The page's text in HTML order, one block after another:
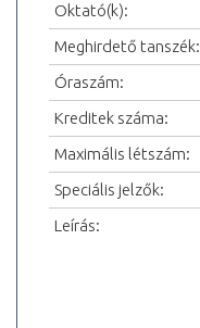
Oktató(k):
Meghirdető tanszék:
Óraszám:
Kreditek száma:
Maximális létszám:
Speciális jelzők:
Leírás: